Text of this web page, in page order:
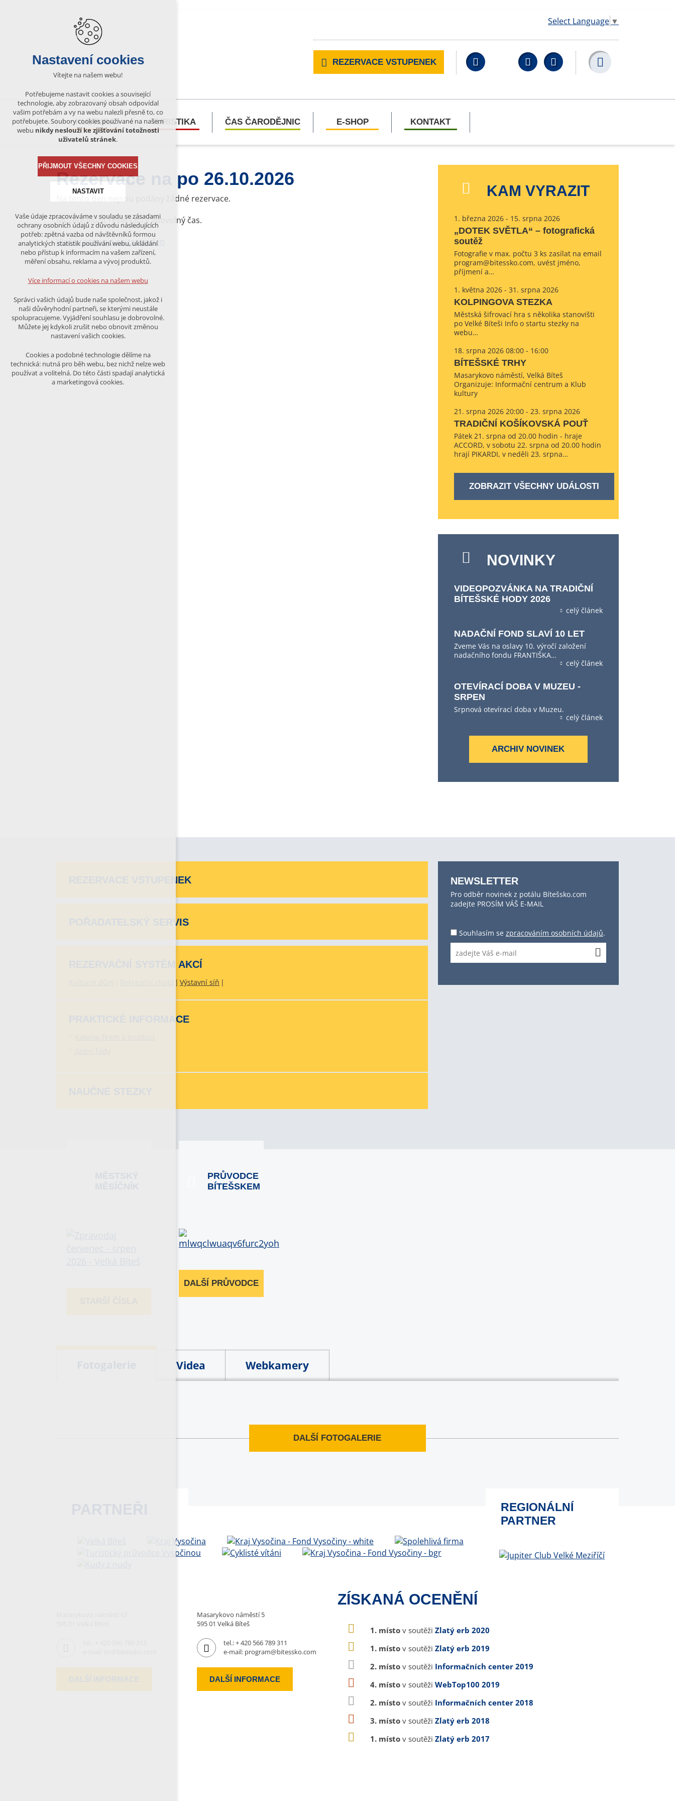
Select Language ▼
REZERVACE VSTUPENEK Facebook YouTubeWikipedia
KULTURA TURISTIKA ČAS ČARODĚJNIC E-SHOP KONTAKT
Rezervace na po 26.10.2026
Na tento den nejsou podány žádné rezervace.
Můžete vložit rezervaci v libovolný čas.
Vložit rezervaci na tento den
KAM VYRAZIT
1. března 2026 - 15. srpna 2026
„DOTEK SVĚTLA“ – fotografická
soutěž
Fotografie v max. počtu 3 ks zasílat na email
program@bitessko.com, uvést jméno,
příjmení a…
1. května 2026 - 31. srpna 2026
KOLPINGOVA STEZKA
Městská šifrovací hra s několika stanovišti
po Velké Bíteši Info o startu stezky na
webu…
18. srpna 2026 08:00 - 16:00
BÍTEŠSKÉ TRHY
Masarykovo náměstí, Velká Bíteš
Organizuje: Informační centrum a Klub
kultury
21. srpna 2026 20:00 - 23. srpna 2026
TRADIČNÍ KOŠÍKOVSKÁ POUŤ
Pátek 21. srpna od 20.00 hodin - hraje
ACCORD, v sobotu 22. srpna od 20.00 hodin
hrají PIKARDI, v neděli 23. srpna…
ZOBRAZIT VŠECHNY UDÁLOSTI
NOVINKY
VIDEOPOZVÁNKA NA TRADIČNÍ
BÍTEŠSKÉ HODY 2026
celý článek
NADAČNÍ FOND SLAVÍ 10 LET
Zveme Vás na oslavy 10. výročí založení
nadačního fondu FRANTIŠKA…
celý článek
OTEVÍRACÍ DOBA V MUZEU -
SRPEN
Srpnová otevírací doba v Muzeu.
celý článek
ARCHIV NOVINEK
REZERVACE VSTUPENEK
POŘADATELSKÝ SERVIS
REZERVAČNÍ SYSTÉM AKCÍ
Výstavní síň
PRAKTICKÉ INFORMACE
NEWSLETTER
Pro odběr novinek z potálu Bítešsko.com
zadejte PROSÍM VÁŠ E-MAIL
Souhlasím se zpracováním osobních údajů.
PRŮVODCE
BÍTEŠSKEM
DALŠÍ PRŮVODCE
Videa Webkamery
DALŠÍ FOTOGALERIE
REGIONÁLNÍ
PARTNER
Masarykovo náměstí 5
595 01 Velká Bíteš
tel.:+ 420 566 789 311
e-mail: program@bitessko.com
DALŠÍ INFORMACE
ZÍSKANÁ OCENĚNÍ
1. místo v soutěži Zlatý erb 2020
1. místo v soutěži Zlatý erb 2019
2. místo v soutěži Informačních center 2019
4. místo v soutěži WebTop100 2019
2. místo v soutěži Informačních center 2018
3. místo v soutěži Zlatý erb 2018
1. místo v soutěži Zlatý erb 2017
Nastavení cookies
Vítejte na našem webu!
Potřebujeme nastavit cookies a související
technologie, aby zobrazovaný obsah odpovídal
vašim potřebám a vy na webu nalezli přesně to, co
potřebujete. Soubory cookies používané na našem
webu nikdy neslouží ke zjišťování totožnosti
uživatelů stránek.
PŘIJMOUT VŠECHNY COOKIES
NASTAVIT
Technická cookies
nutná pro provozování webu
udržení kontextu stránek (session):
případná přihlášení, volby jazyka, apod.
analytická pro anonymizované
vyhodnocení návštěvnosti
marketingová cookies (Google)
Více informací o cookies na našem webu
ODMÍTNOUT VŠE
Vaše údaje zpracováváme v souladu se zásadami
ochrany osobních údajů z důvodu následujících
potřeb: zpětná vazba od návštěvníků formou
analytických statistik používání webu, ukládání
nebo přístup k informacím na vašem zařízení,
měření obsahu, reklama a vývoj produktů.
Více informací o cookies na našem webu
Správci vašich údajů bude naše společnost, jakož i
naši důvěryhodní partneři, se kterými neustále
spolupracujeme. Vyjádření souhlasu je dobrovolné.
Můžete jej kdykoli zrušit nebo obnovit změnou
nastavení vašich cookies.
Cookies a podobné technologie dělíme na
technická: nutná pro běh webu, bez nichž nelze web
používat a volitelná. Do této části spadají analytická
a marketingová cookies.